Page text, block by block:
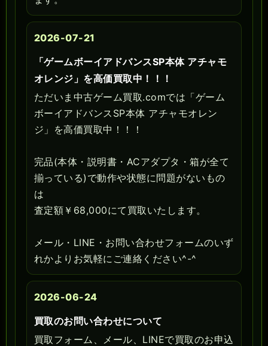
2026-07-21
「ゲームボーイアドバンスSP本体 アチャモ
オレンジ」を高価買取中！！！
ただいま中古ゲーム買取.comでは「ゲーム
ボーイアドバンスSP本体 アチャモオレン
ジ」を高価買取中！！！
完品(本体・説明書・ACアダプタ・箱が全て
揃っている)で動作や状態に問題がないもの
は
査定額￥68,000にて買取いたします。
メール・LINE・お問い合わせフォームのいず
れかよりお気軽にご連絡ください^-^
2026-06-24
買取のお問い合わせについて
買取フォーム、メール、LINEで買取のお申込